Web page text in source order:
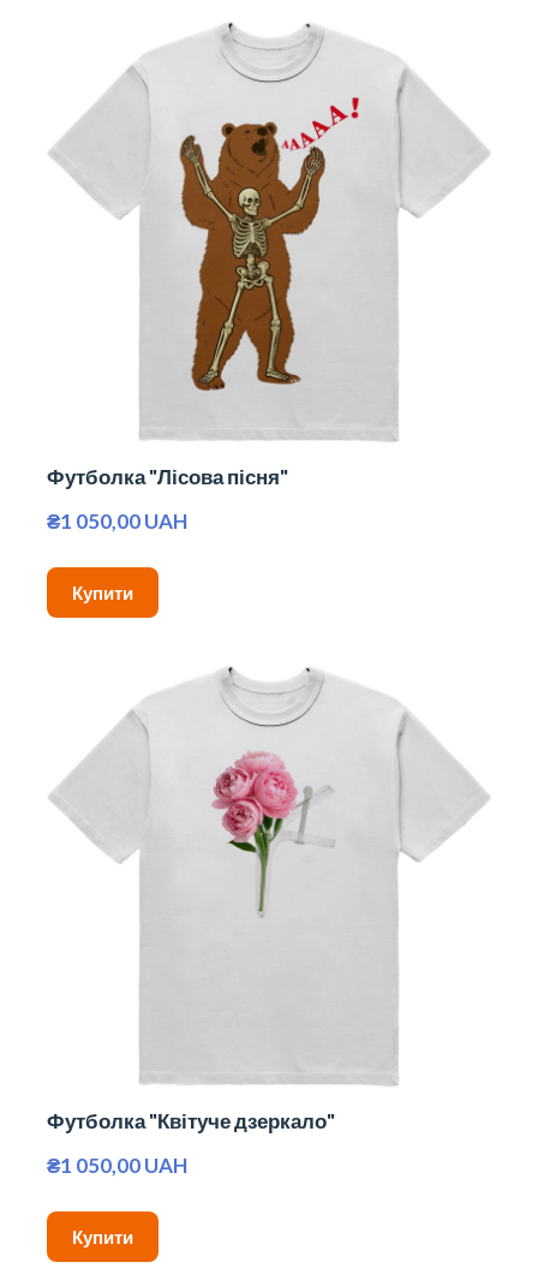
Футболка "Лісова пісня"
₴1 050,00 UAH
Купити
Футболка "Квітуче дзеркало"
₴1 050,00 UAH
Купити